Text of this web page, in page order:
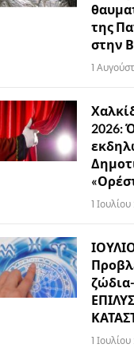
της
στην
1
2026:
1
1